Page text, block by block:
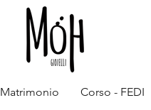
Matrimonio Corso - FEDI